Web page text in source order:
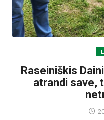
Raseiniškis
atrandi save,